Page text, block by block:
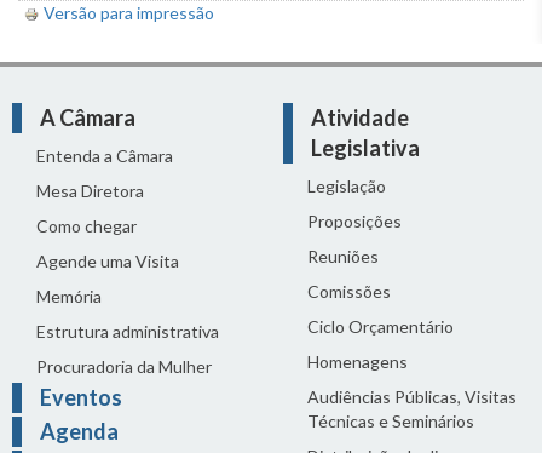
Versão para impressão
A Câmara
Entenda a Câmara
Mesa Diretora
Como chegar
Agende uma Visita
Memória
Estrutura administrativa
Procuradoria da Mulher
Eventos
Agenda
Atividade
Legislativa
Legislação
Proposições
Reuniões
Comissões
Ciclo Orçamentário
Homenagens
Audiências Públicas, Visitas
Técnicas e Seminários